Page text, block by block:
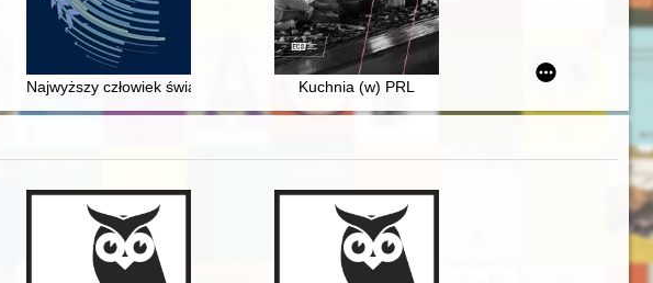
inne Instytucje i Towarzystwa : 10-lecie wydawania Warszawskiego Pamiętnika
war community center : modernism, modernization, socialist realism
lat, czyli Neolit w Złotowie
Najwyższy człowiek świata. O Józefie Czapskim" Adama Zagajewskiego
Kuchnia (w) PRL